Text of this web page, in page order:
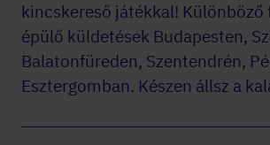
kincskereső játékkal!
épülő küldetések Budapesten,
Balatonfüreden, Szentendrén,
Esztergomban. Készen állsz a